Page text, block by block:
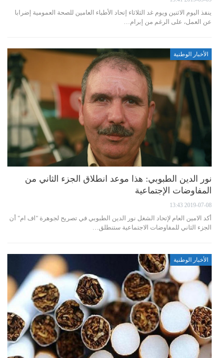
ينفذ اليوم الاثنين ويوم غد الثلاثاء إتحاد الأطباء العامين للصحة العمومية إضرابا
عن العمل، على الرغم من إبرام…
الأخبار الوطنية
نور الدين الطبوبي: هذا موعد انطلاق الجزء الثاني من
المفاوضات الإجتماعية
2019-07-08 13:43
أكد الامين العام لإتحاد الشغل نور الدين الطبوبي في تصريح لجوهرة "اف ام" أن
الجزء الثاني للمفاوضات الاجتماعية ستنطلق…
الأخبار الوطنية